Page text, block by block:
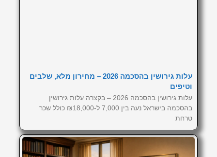
עלות גירושין בהסכמה 2026 – מחירון מלא, שלבים
וטיפים
עלות גירושין בהסכמה 2026 – בקצרה עלות גירושין
בהסכמה בישראל נעה בין 7,000 ל-₪18,000 כולל שכר
טרחת